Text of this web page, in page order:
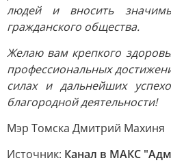
людей и вносить
гражданского общества.
Желаю вам крепкого
профессиональных
силах и дальнейших
благородной деятельности!
Мэр Томска Дмитрий Махиня
Источник: Канал в МАКС